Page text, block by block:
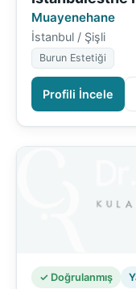
Muayenehane
İstanbul / Şişli
Burun Estetiği
Profili İncele
✓ Doğrulanmış